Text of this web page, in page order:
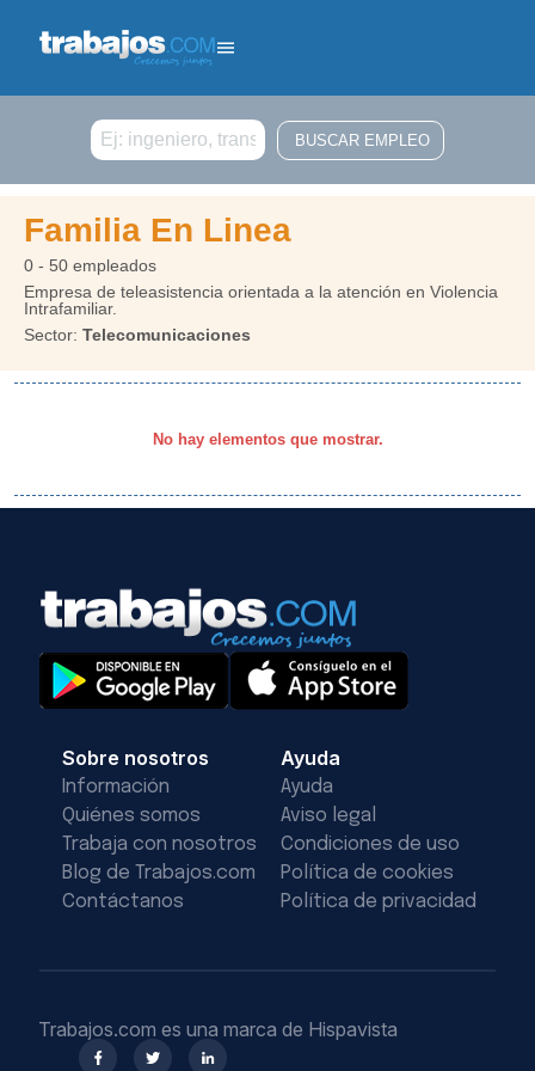
Buscar
Familia En Linea
0 - 50 empleados
Empresa de teleasistencia orientada a la atención en Violencia
Intrafamiliar.
Sector: Telecomunicaciones
No hay elementos que mostrar.
Sobre nosotros
Información
Quiénes somos
Trabaja con nosotros
Blog de Trabajos.com
Contáctanos
Ayuda
Ayuda
Aviso legal
Condiciones de uso
Política de cookies
Política de privacidad
Trabajos.com es una marca de Hispavista